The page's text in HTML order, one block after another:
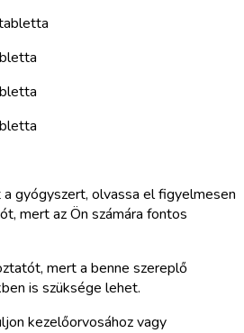
gyógyszert, olvassa el figyelmesen
mert az Ön számára fontos
mert a benne szereplő
is szüksége lehet.
kezelőorvosához vagy